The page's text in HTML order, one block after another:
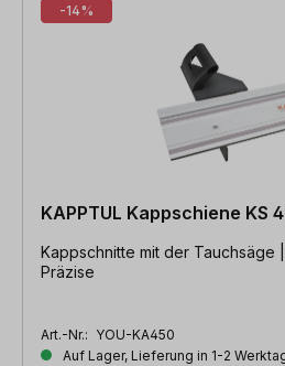
-14%
KAPPTUL Kappschiene KS
Kappschnitte mit der Tauchsäge |
Präzise
Art.-Nr.: YOU-KA450
Auf Lager, Lieferung in 1-2